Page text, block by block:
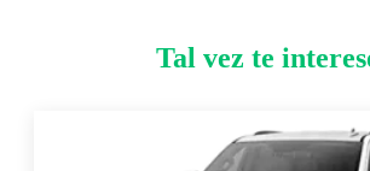
Tal vez te